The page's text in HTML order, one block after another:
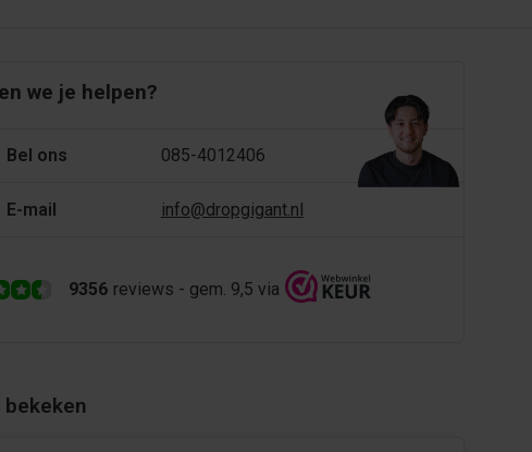
we je helpen?
Bel ons 085-4012406
E-mail info@dropgigant.nl
9356 reviews - gem. 9,5 via